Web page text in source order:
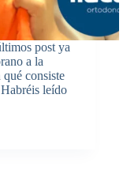
post ya
a la
consiste
leído